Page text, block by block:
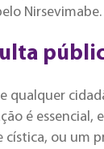
Nirsevimabe​.
qualquer
é essencial,
ou um